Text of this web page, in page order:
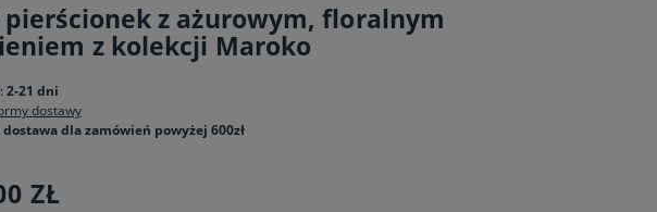
pierścionek z ażurowym, floralnym
z kolekcji Maroko
2-21 dni
dostawy
dla zamówień powyżej 600zł
ZŁ